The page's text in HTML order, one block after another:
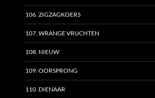
106. ZIGZAGKOERS
107. WRANGE VRUCHTEN
108. NIEUW
109. OORSPRONG
110. DIENAAR